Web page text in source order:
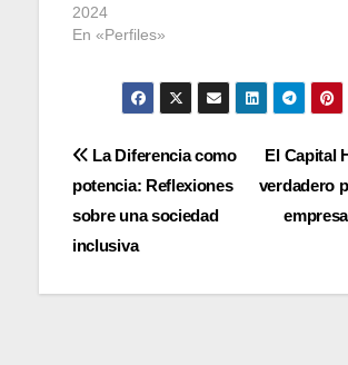
2024
En «Perfiles»
Navegación
de
entradas
El Capital
verdadero
La Diferencia como
potencia: Reflexiones
sobre una sociedad
inclusiva